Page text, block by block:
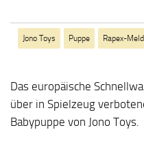
Jono Toys Puppe Rapex-
Das europäische
über in Spielzeug
Babypuppe von Jono Toys.